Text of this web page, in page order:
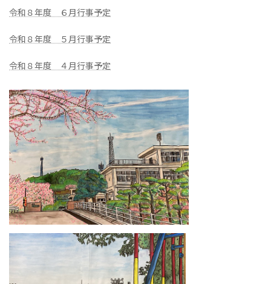
令和８年度 ６月行事予定
令和８年度 ５月行事予定
令和８年度 ４月行事予定